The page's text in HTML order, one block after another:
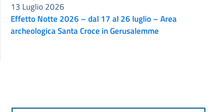
Effetto Notte 2026 – dal 17 al 26 luglio – Area
archeologica Santa Croce in Gerusalemme
13 Luglio 2026